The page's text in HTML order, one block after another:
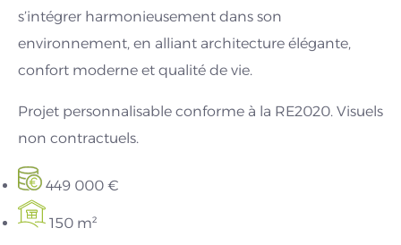
s’intégrer harmonieusement dans son
environnement, en alliant architecture élégante,
confort moderne et qualité de vie.
Projet personnalisable conforme à la RE2020. Visuels
non contractuels.
449 000 €
150 m²